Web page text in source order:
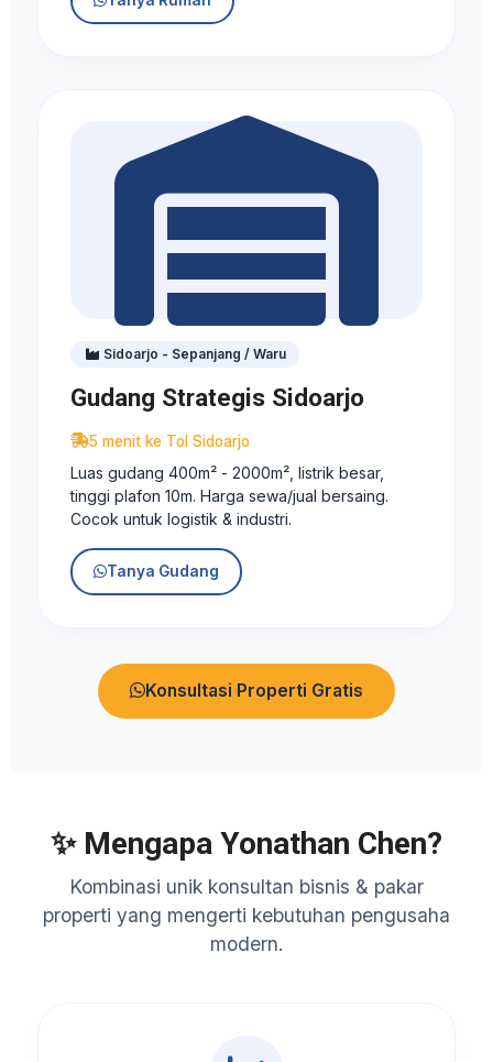
Sidoarjo - Sepanjang / Waru
Gudang Strategis Sidoarjo
5 menit ke Tol Sidoarjo
Luas gudang 400m² - 2000m², listrik besar,
tinggi plafon 10m. Harga sewa/jual bersaing.
Cocok untuk logistik & industri.
Tanya Gudang
Konsultasi Properti Gratis
✨ Mengapa Yonathan Chen?
Kombinasi unik konsultan bisnis & pakar
properti yang mengerti kebutuhan pengusaha
modern.